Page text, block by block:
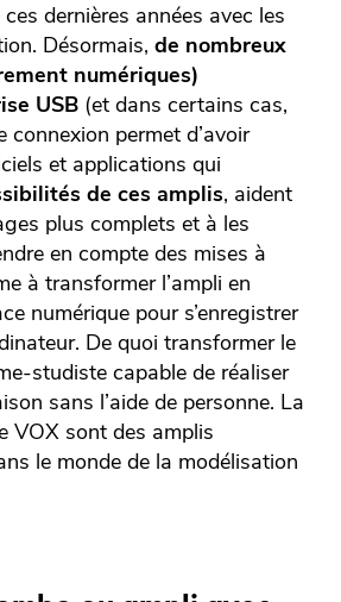
ces dernières années avec les
Désormais, de nombreux
numériques)
USB (et dans certains cas,
connexion permet d’avoir
et applications qui
de ces amplis, aident
plus complets et à les
en compte des mises à
à transformer l’ampli en
numérique pour s’enregistrer
De quoi transformer le
studiste capable de réaliser
sans l’aide de personne. La
VOX sont des amplis
le monde de la modélisation